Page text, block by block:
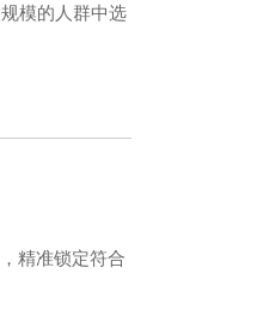
模的人群中选
精准锁定符合